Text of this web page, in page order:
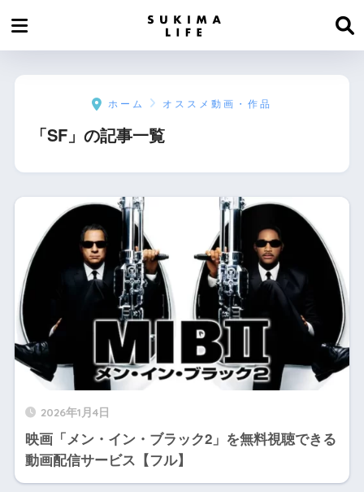
ホーム オススメ動画・作品
「SF」の記事一覧
2026年1月4日
映画「メン・イン・ブラック2」を無料視聴できる
動画配信サービス【フル】